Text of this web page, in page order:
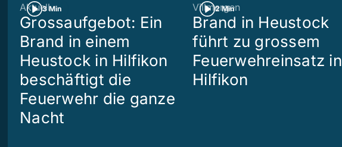
3 Min
Aktuell
Grossaufgebot: Ein
Brand in einem
Heustock in Hilfikon
beschäftigt die
Feuerwehr die ganze
Nacht
2 Min
Villmergen
Brand in Heustock
führt zu grossem
Feuerwehreinsatz in
Hilfikon